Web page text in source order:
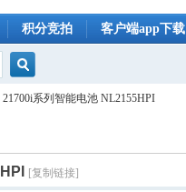
积分竞拍 客户端app下载
搜
索
21700i系列智能电池 NL2155HPI
[复制链接]